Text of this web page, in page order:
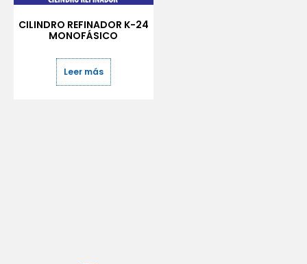
CILINDRO REFINADOR K-24
MONOFÁSICO
Leer más